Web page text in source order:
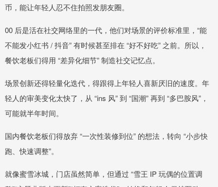
币，能让年轻人忍不住拍照发朋友圈。
00 后是活在社交网络里的一代，他们对场景的评价标准里，“能
不能发小红书 / 抖音” 有时候甚至排在 “好不好吃” 之前。所以，
餐饮老板们得用 “差异化细节” 制造社交记忆点。
场景创新还得轻量化迭代，得跟得上年轻人喜新厌旧的速度。年
轻人的审美变化太快了，从 “ins 风” 到 “国潮” 再到 “多巴胺风”，
可能就半年时间。
国内餐饮老板们得放弃 “一次性装修到位” 的想法，转向 “小步快
跑、快速调整”。
就像蜜雪冰城，门店虽然简单，但通过 “雪王 IP 玩偶的位置调